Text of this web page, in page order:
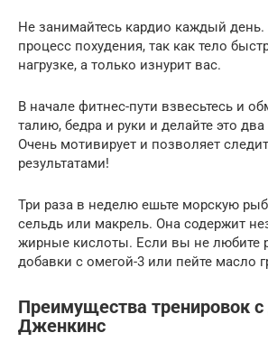
Не занимайтесь кардио каждый день.
процесс похудения, так как тело
нагрузке, а только изнурит вас.
В начале фитнес-пути взвесьтесь и
талию, бедра и руки и делайте это
Очень мотивирует и позволяет
результатами!
Три раза в неделю ешьте морскую
сельдь или макрель. Она содержит
жирные кислоты. Если вы не любите
добавки с омегой-3 или пейте масло
Преимущества тренировок
Дженкинс